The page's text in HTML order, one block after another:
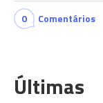
0 Comentários
Últimas